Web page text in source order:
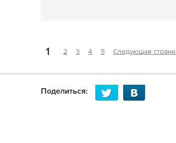
1 2 3 4 5 Следующая
Поделиться: